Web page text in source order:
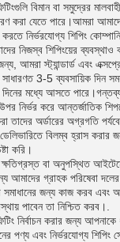
বিমান বা সমুদ্রের
করা যেতে পারে।আমরা
করতে নির্ভরযোগ্য শিপিং
নিজস্ব শিপিংয়ের ব্যবস্থাও
আমরা স্ট্যান্ডার্ড এবং
সাধারণত 3-5 ব্যবসায়িক দিন
দিনের মধ্যে আসতে
নির্ভর করে আন্তর্জাতিক
তাদের অর্ডারের অগ্রগতি
বিলম্ব হ্রাস করার
করি।
বা অনুপস্থিত
আমাদের গ্রাহক পরিষেবা
জন্য কাজ করব এবং
পাবেন তা নিশ্চিত করব।.
নির্বাচন করার জন্য
পণ্য এবং নির্ভরযোগ্য শিপিং